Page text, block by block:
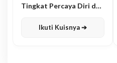
Tingkat Percaya Diri dan
Ikuti Kuisnya ➔